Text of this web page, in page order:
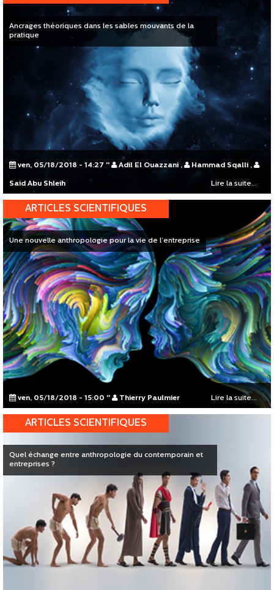
Ancrages théoriques dans les sables mouvants de la
pratique
ven, 05/18/2018 - 14:27 " Adil El Ouazzani , Hammad Sqalli ,
Said Abu Shleih Lire la suite...
Une nouvelle anthropologie pour la vie de l’entreprise
ARTICLES SCIENTIFIQUES
ven, 05/18/2018 - 15:00 " Thierry Paulmier Lire la suite...
Quel échange entre anthropologie du contemporain et
entreprises ?
ARTICLES SCIENTIFIQUES